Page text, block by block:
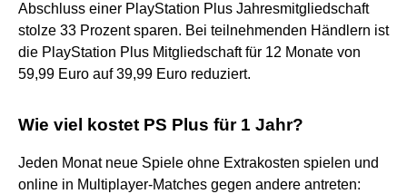
Abschluss einer PlayStation Plus Jahresmitgliedschaft
stolze 33 Prozent sparen. Bei teilnehmenden Händlern ist
die PlayStation Plus Mitgliedschaft für 12 Monate von
59,99 Euro auf 39,99 Euro reduziert.
Wie viel kostet PS Plus für 1 Jahr?
Jeden Monat neue Spiele ohne Extrakosten spielen und
online in Multiplayer-Matches gegen andere antreten: